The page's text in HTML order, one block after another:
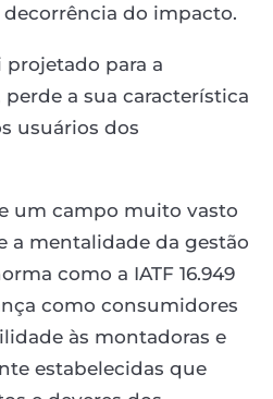
do impacto.
para a
a sua característica
usuários dos
um campo muito vasto
a mentalidade da gestão
como a IATF 16.949
como consumidores
às montadoras e
estabelecidas que